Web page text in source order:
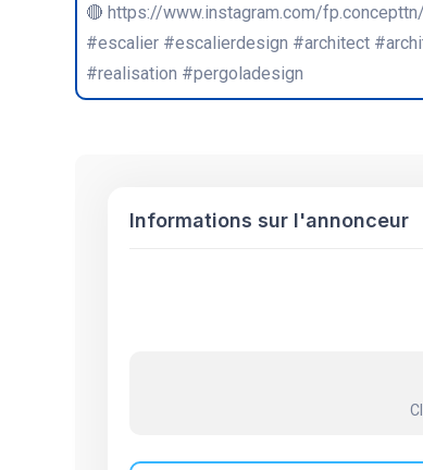
🔴 https://www.instagram.com/
#escalier #escalierdesign #architect
#realisation #pergoladesign
Informations sur l'annonceur